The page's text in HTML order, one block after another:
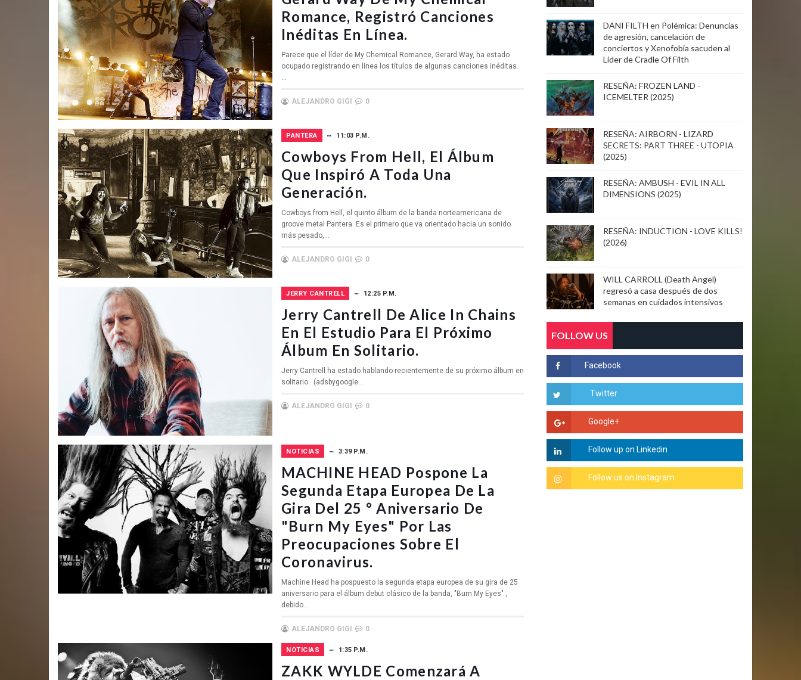
Romance, Registró Canciones
Inéditas En Línea.
Parece que el líder de My Chemical Romance, Gerard Way, ha estado
ocupado registrando en línea los títulos de algunas canciones inéditas.
...
ALEJANDRO GIGI 0
PANTERA 11:03 P.M.
Cowboys From Hell, El Álbum
Que Inspiró A Toda Una
Generación.
Cowboys from Hell, el quinto álbum de la banda norteamericana de
groove metal Pantera. Es el primero que va orientado hacia un sonido
más pesado,...
ALEJANDRO GIGI 0
JERRY CANTRELL 12:25 P.M.
Jerry Cantrell De Alice In Chains
En El Estudio Para El Próximo
Álbum En Solitario.
Jerry Cantrell ha estado hablando recientemente de su próximo álbum en
solitario. (adsbygoogle...
ALEJANDRO GIGI 0
NOTICIAS 3:39 P.M.
MACHINE HEAD Pospone La
Segunda Etapa Europea De La
Gira Del 25 ° Aniversario De
"Burn My Eyes" Por Las
Preocupaciones Sobre El
Coronavirus.
Machine Head ha pospuesto la segunda etapa europea de su gira de 25
aniversario para el álbum debut clásico de la banda, "Burn My Eyes" ,
debido...
ALEJANDRO GIGI 0
NOTICIAS 1:35 P.M.
ZAKK WYLDE Comenzará A
DANI FILTH en Polémica: Denuncias
de agresión, cancelación de
conciertos y Xenofobia sacuden al
Lider de Cradle Of Filth
RESEÑA: FROZEN LAND -
ICEMELTER (2025)
RESEÑA: AIRBORN - LIZARD
SECRETS: PART THREE - UTOPIA
(2025)
RESEÑA: AMBUSH - EVIL IN ALL
DIMENSIONS (2025)
RESEÑA: INDUCTION - LOVE KILLS!
(2026)
WILL CARROLL (Death Angel)
regresó a casa después de dos
semanas en cuidados intensivos
FOLLOW US